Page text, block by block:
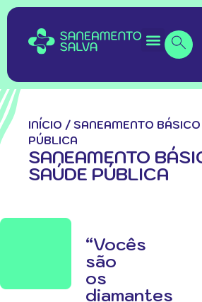
INÍCIO / SANEAMENTO BÁSICO
PÚBLICA
SANEAMENTO
SAÚDE PÚBLICA
“Vocês
são
os
diamantes